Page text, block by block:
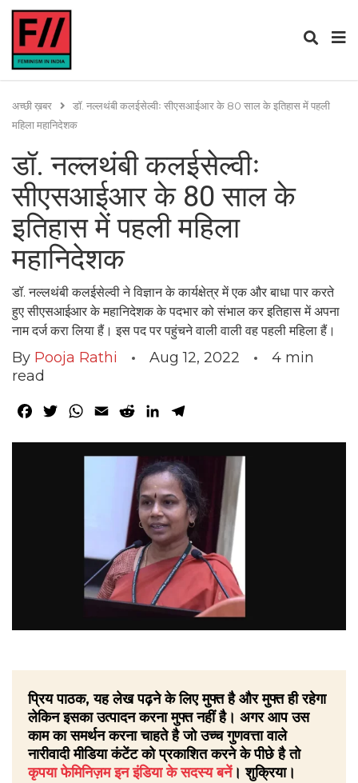
अच्छी ख़बर
डॉ. नल्लथंबी कलईसेल्वीः सीएसआईआर के 80 साल के इतिहास में पहली
महिला महानिदेशक
डॉ. नल्लथंबी कलईसेल्वीः
सीएसआईआर के 80 साल के
इतिहास में पहली महिला
महानिदेशक
डॉ. नल्लथंबी कलईसेल्वी ने विज्ञान के कार्यक्षेत्र में एक और बाधा पार करते
हुए सीएसआईआर के महानिदेशक के पदभार को संभाल कर इतिहास में अपना
नाम दर्ज करा लिया हैं। इस पद पर पहुंचने वाली वाली वह पहली महिला हैं।
By Pooja Rathi Aug 12, 2022 4 min
read
Facebook
TwitterWhatsApp
Email RedditLinkedIn
प्रिय पाठक, यह लेख पढ़ने के लिए मुफ्त है और मुफ्त ही रहेगा
लेकिन इसका उत्पादन करना मुफ्त नहीं है। अगर आप उस
काम का समर्थन करना चाहते है जो उच्च गुणवत्ता वाले
नारीवादी मीडिया कंटेंट को प्रकाशित करने के पीछे है तो
कृपया फेमिनिज़म इन इंडिया के सदस्य बनें। शुक्रिया।